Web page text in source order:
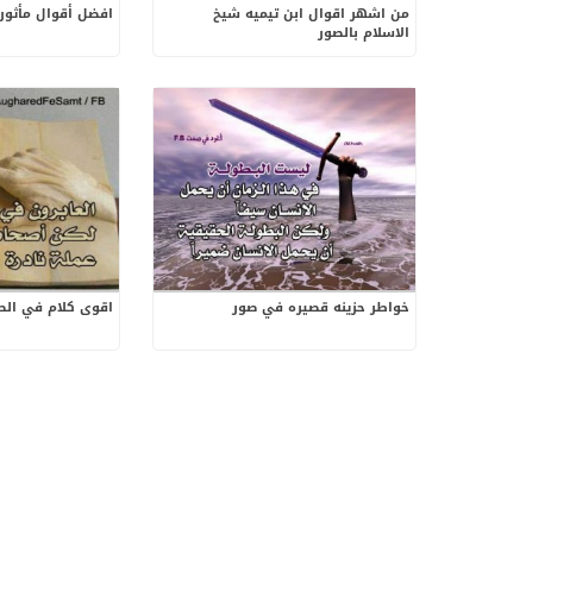
من اشهر اقوال ابن تيميه شيخ
الاسلام بالصور
افضل أقوال
خواطر حزينه قصيره في صور اقوى كلام في